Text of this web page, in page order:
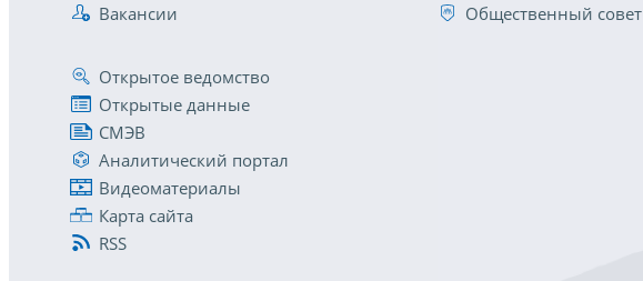
Вакансии
Общественный совет
Открытое ведомство
Открытые данные
СМЭВ
Аналитический портал
Видеоматериалы
Карта сайта
RSS